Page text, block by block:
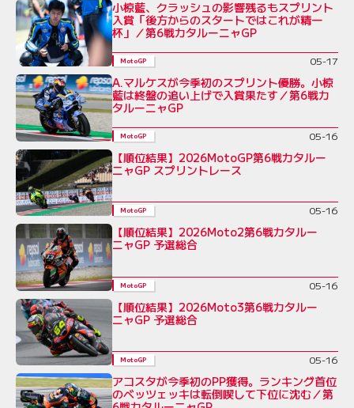
小椋藍、クラッシュの影響残るもスプリント
入賞「後方からのスタートではこれが精一
杯」／第6戦カタルーニャGP
MotoGP 05-17
A.マルケスが今季初のスプリント優勝。小椋
藍は終盤の追い上げで入賞果たす／第6戦カ
タルーニャGP
MotoGP 05-16
【順位結果】2026MotoGP第6戦カタルー
ニャGP スプリントレース
MotoGP 05-16
【順位結果】2026Moto2第6戦カタルー
ニャGP 予選総合
MotoGP 05-16
【順位結果】2026Moto3第6戦カタルー
ニャGP 予選総合
MotoGP 05-16
アコスタが今季初のPP獲得。ランキング首位
のベッツェッキは転倒喫して下位に沈む／第